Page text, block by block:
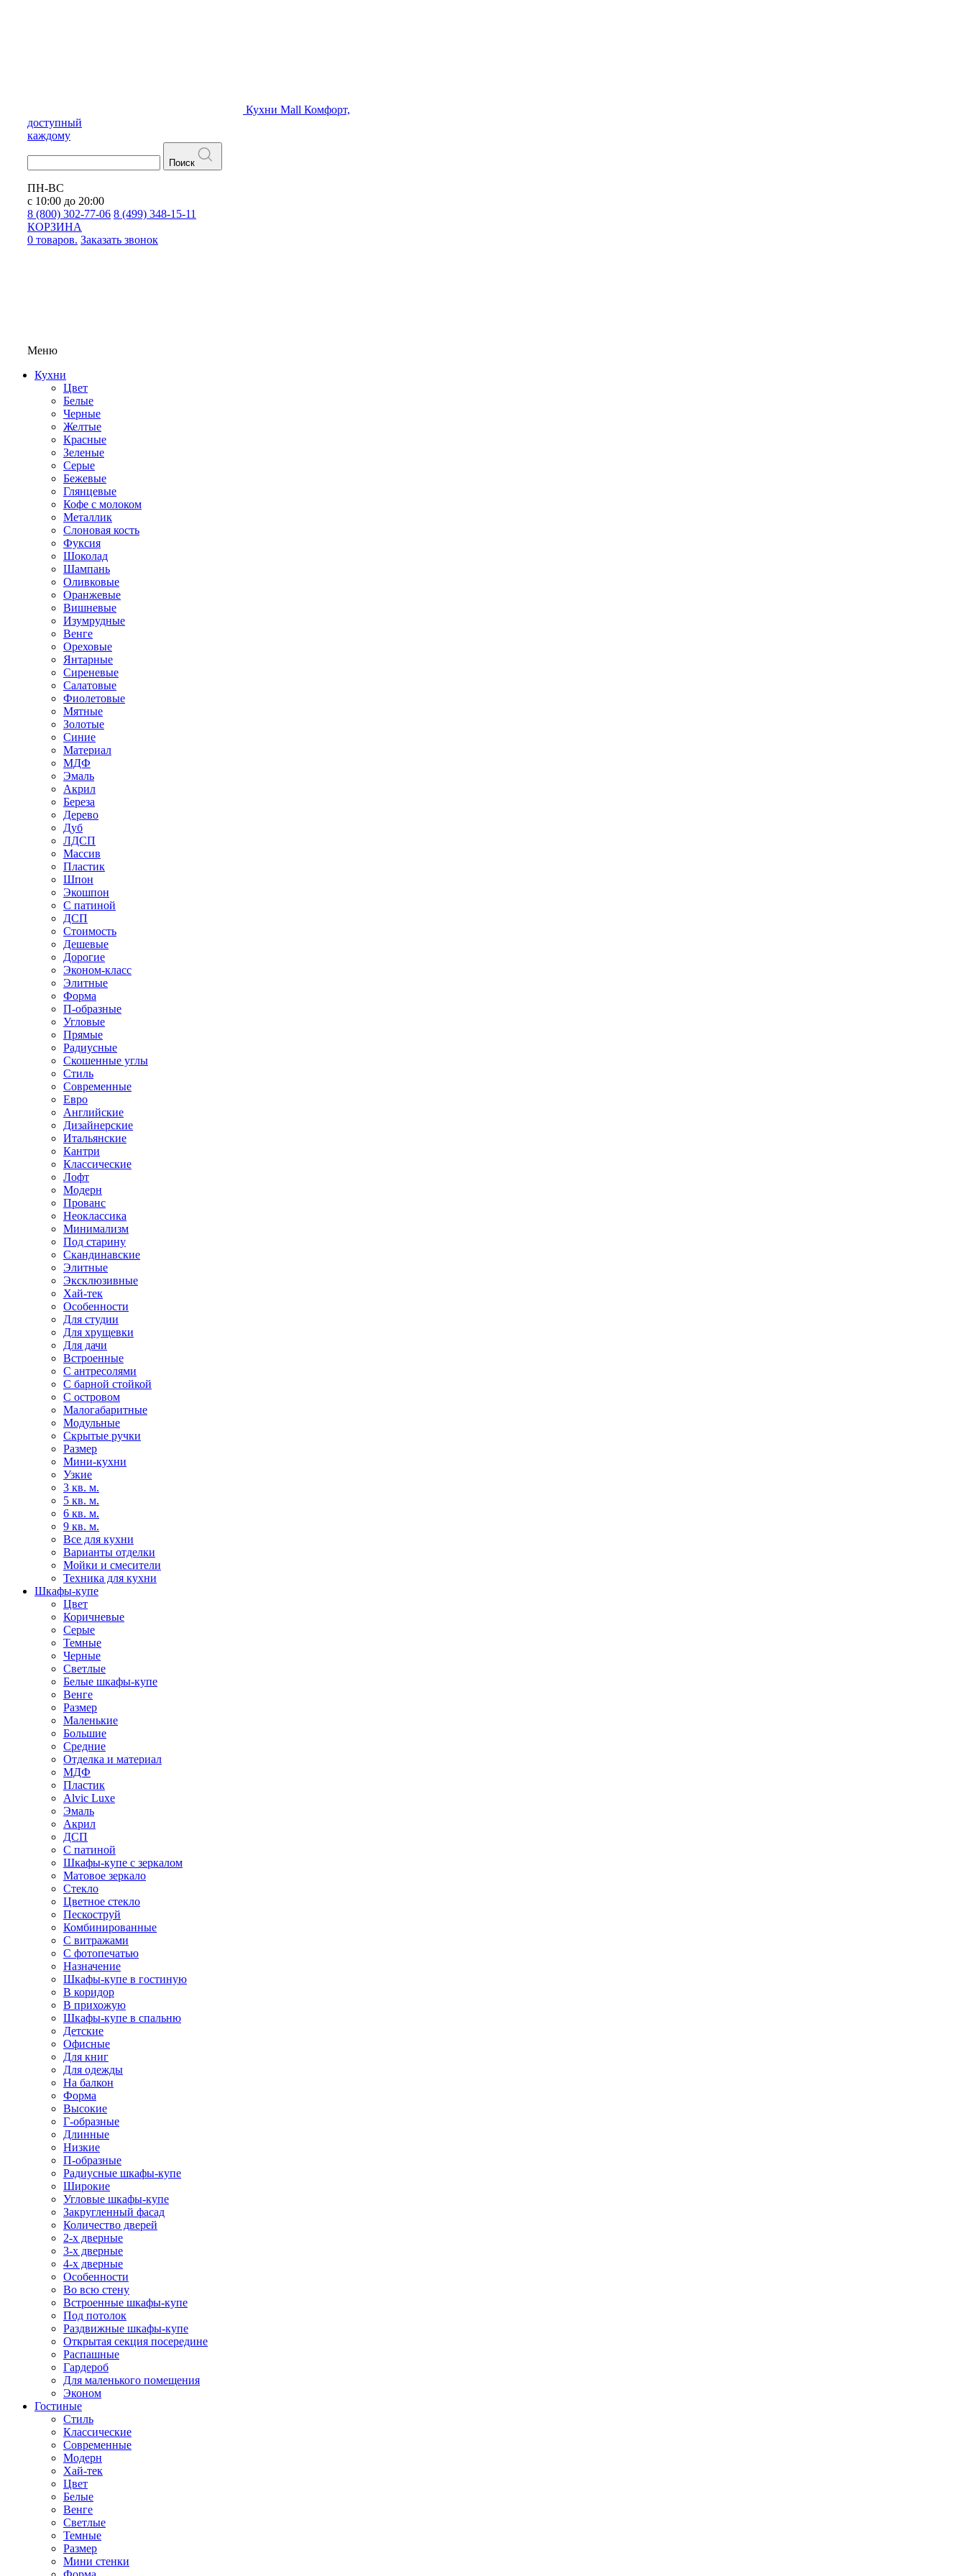
Кухни Mall Комфорт,
доступный
каждому
Поиск
ПН-ВС
с 10:00 до 20:00
8 (800) 302-77-06 8 (499) 348-15-11
КОРЗИНА
0 товаров. Заказать звонок
Меню
Кухни
Цвет
Белые
Черные
Желтые
Красные
Зеленые
Серые
Бежевые
Глянцевые
Кофе с молоком
Металлик
Слоновая кость
Фуксия
Шоколад
Шампань
Оливковые
Оранжевые
Вишневые
Изумрудные
Венге
Ореховые
Янтарные
Сиреневые
Салатовые
Фиолетовые
Мятные
Золотые
Синие
Материал
МДФ
Эмаль
Акрил
Береза
Дерево
Дуб
ЛДСП
Массив
Пластик
Шпон
Экошпон
С патиной
ДСП
Стоимость
Дешевые
Дорогие
Эконом-класс
Элитные
Форма
П-образные
Угловые
Прямые
Радиусные
Скошенные углы
Стиль
Современные
Евро
Английские
Дизайнерские
Итальянские
Кантри
Классические
Лофт
Модерн
Прованс
Неоклассика
Минимализм
Под старину
Скандинавские
Элитные
Эксклюзивные
Хай-тек
Особенности
Для студии
Для хрущевки
Для дачи
Встроенные
С антресолями
С барной стойкой
С островом
Малогабаритные
Модульные
Скрытые ручки
Размер
Мини-кухни
Узкие
3 кв. м.
5 кв. м.
6 кв. м.
9 кв. м.
Все для кухни
Варианты отделки
Мойки и смесители
Техника для кухни
Шкафы-купе
Цвет
Коричневые
Серые
Темные
Черные
Светлые
Белые шкафы-купе
Венге
Размер
Маленькие
Большие
Средние
Отделка и материал
МДФ
Пластик
Alvic Luxe
Эмаль
Акрил
ДСП
С патиной
Шкафы-купе с зеркалом
Матовое зеркало
Стекло
Цветное стекло
Пескоструй
Комбинированные
С витражами
С фотопечатью
Назначение
Шкафы-купе в гостиную
В коридор
В прихожую
Шкафы-купе в спальню
Детские
Офисные
Для книг
Для одежды
На балкон
Форма
Высокие
Г-образные
Длинные
Низкие
П-образные
Радиусные шкафы-купе
Широкие
Угловые шкафы-купе
Закругленный фасад
Количество дверей
2-х дверные
3-х дверные
4-х дверные
Особенности
Во всю стену
Встроенные шкафы-купе
Под потолок
Раздвижные шкафы-купе
Открытая секция посередине
Распашные
Гардероб
Для маленького помещения
Эконом
Гостиные
Стиль
Классические
Современные
Модерн
Хай-тек
Цвет
Белые
Венге
Светлые
Темные
Размер
Мини стенки